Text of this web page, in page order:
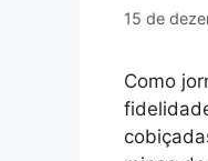
15 de
Como